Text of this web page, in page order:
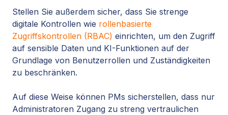
Stellen Sie außerdem sicher, dass Sie strenge
digitale Kontrollen wie rollenbasierte
Zugriffskontrollen (RBAC) einrichten, um den Zugriff
auf sensible Daten und KI-Funktionen auf der
Grundlage von Benutzerrollen und Zuständigkeiten
zu beschränken.
Auf diese Weise können PMs sicherstellen, dass nur
Administratoren Zugang zu streng vertraulichen